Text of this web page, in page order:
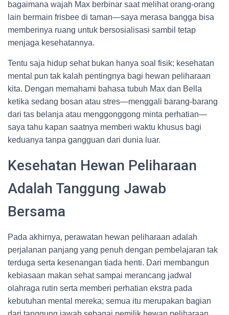
bagaimana wajah Max berbinar saat melihat orang-orang
lain bermain frisbee di taman—saya merasa bangga bisa
memberinya ruang untuk bersosialisasi sambil tetap
menjaga kesehatannya.
Tentu saja hidup sehat bukan hanya soal fisik; kesehatan
mental pun tak kalah pentingnya bagi hewan peliharaan
kita. Dengan memahami bahasa tubuh Max dan Bella
ketika sedang bosan atau stres—menggali barang-barang
dari tas belanja atau menggonggong minta perhatian—
saya tahu kapan saatnya memberi waktu khusus bagi
keduanya tanpa gangguan dari dunia luar.
Kesehatan Hewan Peliharaan
Adalah Tanggung Jawab
Bersama
Pada akhirnya, perawatan hewan peliharaan adalah
perjalanan panjang yang penuh dengan pembelajaran tak
terduga serta kesenangan tiada henti. Dari membangun
kebiasaan makan sehat sampai merancang jadwal
olahraga rutin serta memberi perhatian ekstra pada
kebutuhan mental mereka; semua itu merupakan bagian